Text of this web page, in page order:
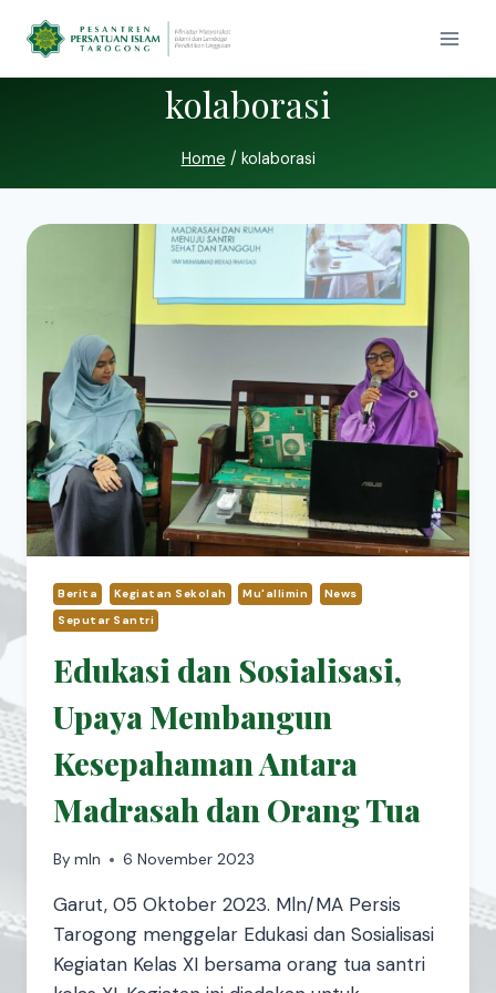
kolaborasi
Home / kolaborasi
Berita Kegiatan Sekolah Mu'allimin
News
Seputar Santri
Edukasi dan Sosialisasi,
Upaya Membangun
Kesepahaman Antara
Madrasah dan Orang Tua
By mln 6 November 2023
Garut, 05 Oktober 2023. Mln/MA Persis
Tarogong menggelar Edukasi dan Sosialisasi
Kegiatan Kelas XI bersama orang tua santri